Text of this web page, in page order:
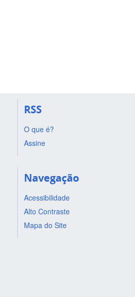
RSS
O que é?
Assine
Navegação
Acessibilidade
Alto Contraste
Mapa do Site